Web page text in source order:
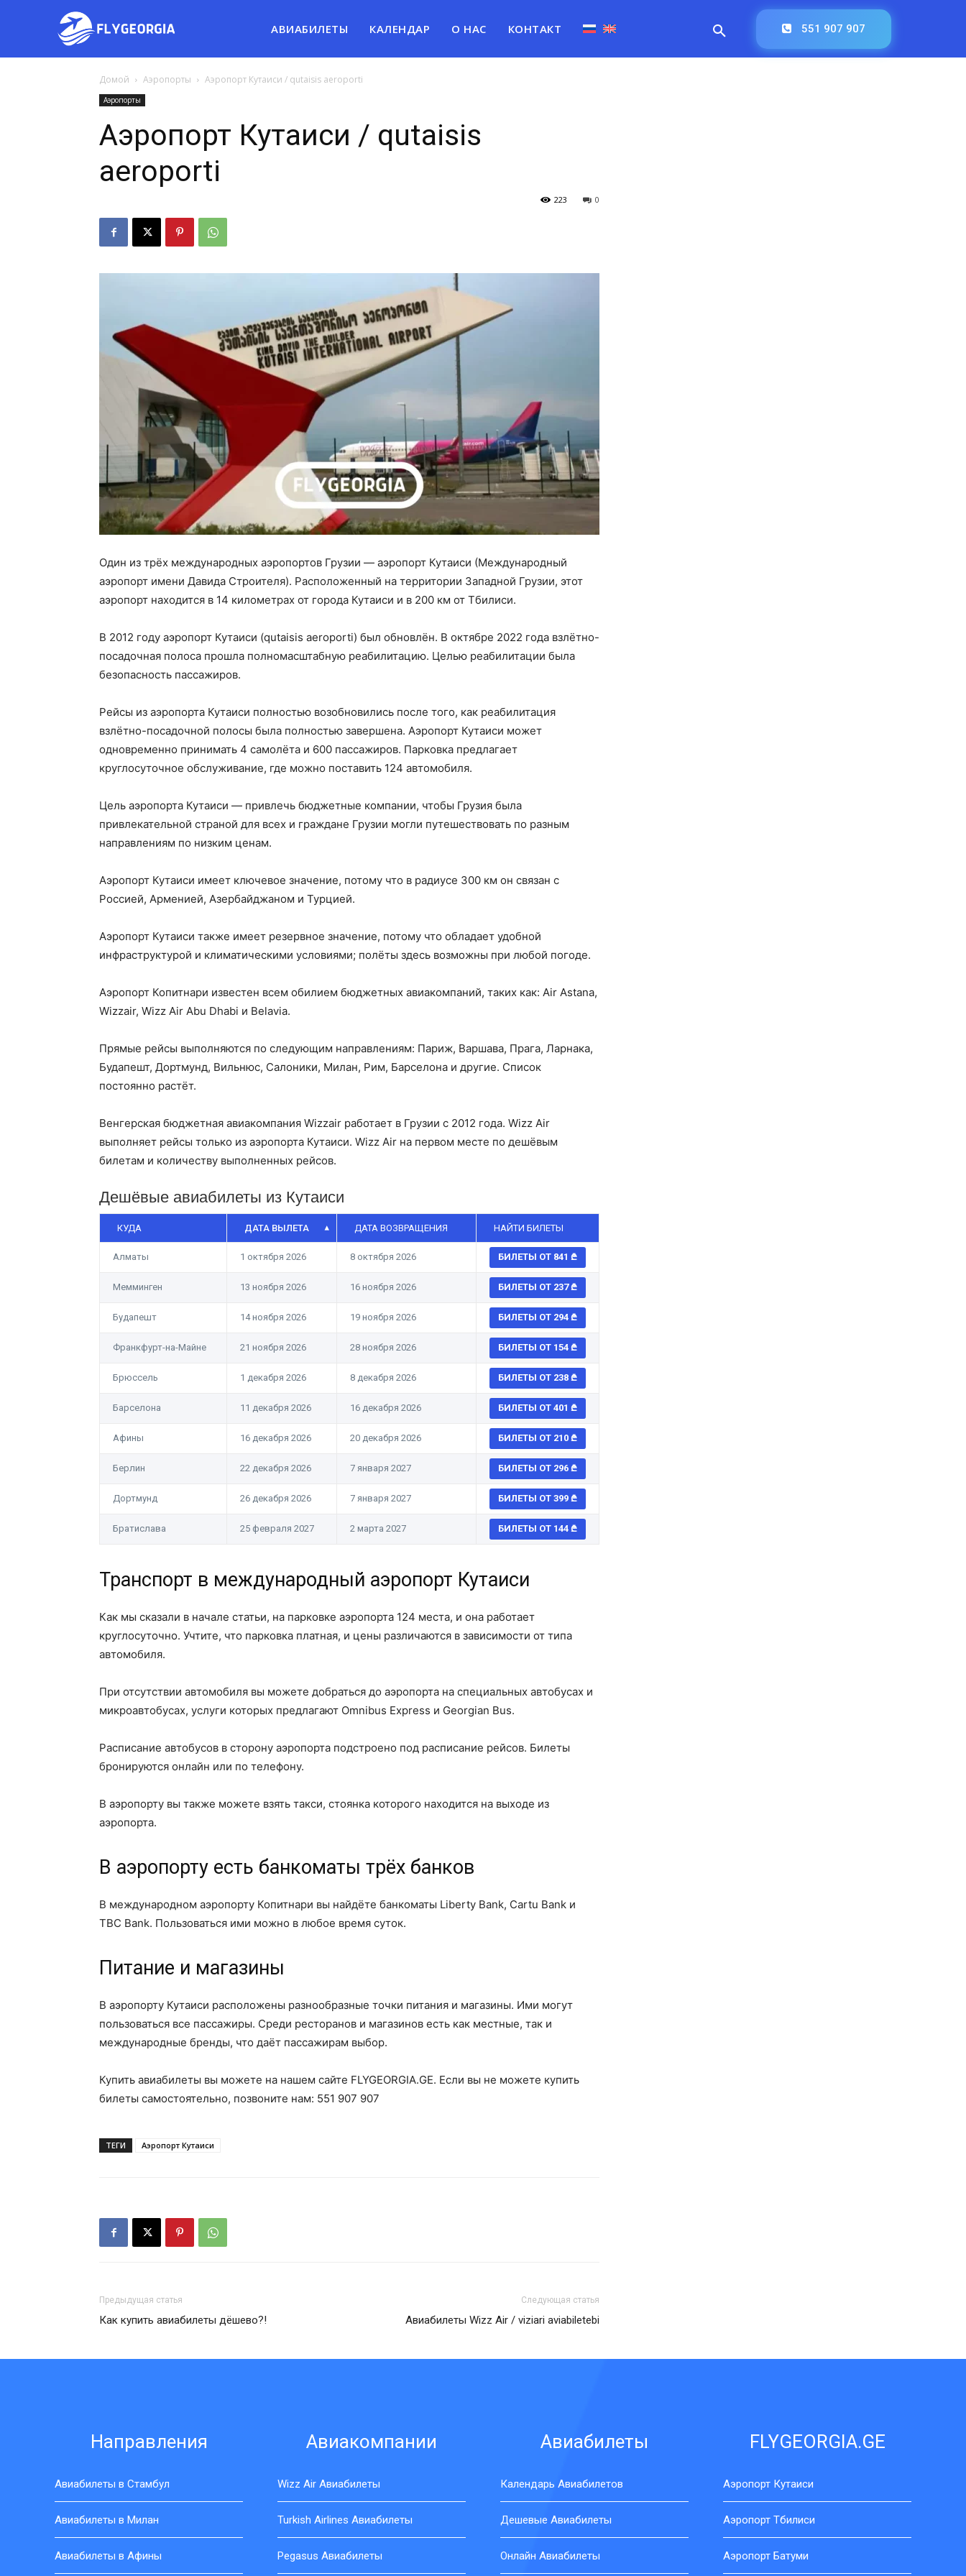
АВИАБИЛЕТЫ КАЛЕНДАР О НАС КОНТАКТ 551 907 907
Домой Аэропорты Аэропорт Кутаиси / qutaisis aeroporti
Аэропорты
Аэропорт Кутаиси / qutaisis
aeroporti
0
223
Один из трёх международных аэропортов Грузии — аэропорт Кутаиси (Международный
аэропорт имени Давида Строителя). Расположенный на территории Западной Грузии, этот
аэропорт находится в 14 километрах от города Кутаиси и в 200 км от Тбилиси.
В 2012 году аэропорт Кутаиси (qutaisis aeroporti) был обновлён. В октябре 2022 года взлётно-
посадочная полоса прошла полномасштабную реабилитацию. Целью реабилитации была
безопасность пассажиров.
Рейсы из аэропорта Кутаиси полностью возобновились после того, как реабилитация
взлётно-посадочной полосы была полностью завершена. Аэропорт Кутаиси может
одновременно принимать 4 самолёта и 600 пассажиров. Парковка предлагает
круглосуточное обслуживание, где можно поставить 124 автомобиля.
Цель аэропорта Кутаиси — привлечь бюджетные компании, чтобы Грузия была
привлекательной страной для всех и граждане Грузии могли путешествовать по разным
направлениям по низким ценам.
Аэропорт Кутаиси имеет ключевое значение, потому что в радиусе 300 км он связан с
Россией, Арменией, Азербайджаном и Турцией.
Аэропорт Кутаиси также имеет резервное значение, потому что обладает удобной
инфраструктурой и климатическими условиями; полёты здесь возможны при любой погоде.
Аэропорт Копитнари известен всем обилием бюджетных авиакомпаний, таких как: Air Astana,
Wizzair, Wizz Air Abu Dhabi и Belavia.
Прямые рейсы выполняются по следующим направлениям: Париж, Варшава, Прага, Ларнака,
Будапешт, Дортмунд, Вильнюс, Салоники, Милан, Рим, Барселона и другие. Список
постоянно растёт.
Венгерская бюджетная авиакомпания Wizzair работает в Грузии с 2012 года. Wizz Air
выполняет рейсы только из аэропорта Кутаиси. Wizz Air на первом месте по дешёвым
билетам и количеству выполненных рейсов.
Дешёвые авиабилеты из Кутаиси
КУДА ДАТА ВЫЛЕТА ДАТА ВОЗВРАЩЕНИЯ НАЙТИ БИЛЕТЫ
Алматы 1 октября 2026 8 октября 2026 БИЛЕТЫ ОТ 841
Мемминген 13 ноября 2026 16 ноября 2026 БИЛЕТЫ ОТ 237
Будапешт 14 ноября 2026 19 ноября 2026 БИЛЕТЫ ОТ 294
Франкфурт-на-Майне 21 ноября 2026 28 ноября 2026 БИЛЕТЫ ОТ 154
Брюссель 1 декабря 2026 8 декабря 2026 БИЛЕТЫ ОТ 238
Барселона 11 декабря 2026 16 декабря 2026 БИЛЕТЫ ОТ 401
Афины 16 декабря 2026 20 декабря 2026 БИЛЕТЫ ОТ 210
Берлин 22 декабря 2026 7 января 2027 БИЛЕТЫ ОТ 296
Дортмунд 26 декабря 2026 7 января 2027 БИЛЕТЫ ОТ 399
Братислава 25 февраля 2027 2 марта 2027 БИЛЕТЫ ОТ 144
Транспорт в международный аэропорт Кутаиси
Как мы сказали в начале статьи, на парковке аэропорта 124 места, и она работает
круглосуточно. Учтите, что парковка платная, и цены различаются в зависимости от типа
автомобиля.
При отсутствии автомобиля вы можете добраться до аэропорта на специальных автобусах и
микроавтобусах, услуги которых предлагают Omnibus Express и Georgian Bus.
Расписание автобусов в сторону аэропорта подстроено под расписание рейсов. Билеты
бронируются онлайн или по телефону.
В аэропорту вы также можете взять такси, стоянка которого находится на выходе из
аэропорта.
В аэропорту есть банкоматы трёх банков
В международном аэропорту Копитнари вы найдёте банкоматы Liberty Bank, Cartu Bank и
TBC Bank. Пользоваться ими можно в любое время суток.
Питание и магазины
В аэропорту Кутаиси расположены разнообразные точки питания и магазины. Ими могут
пользоваться все пассажиры. Среди ресторанов и магазинов есть как местные, так и
международные бренды, что даёт пассажирам выбор.
Купить авиабилеты вы можете на нашем сайте FLYGEORGIA.GE. Если вы не можете купить
билеты самостоятельно, позвоните нам: 551 907 907
ТЕГИ Аэропорт Кутаиси
Предыдущая статья
Как купить авиабилеты дёшево?!
Следующая статья
Авиабилеты Wizz Air / viziari aviabiletebi
Направления
Авиабилеты в Стамбул
Авиабилеты в Милан
Авиабилеты в Афины
Авиакомпании
Wizz Air Авиабилеты
Turkish Airlines Авиабилеты
Pegasus Авиабилеты
Авиабилеты
Календарь Авиабилетов
Дешевые Авиабилеты
Онлайн Авиабилеты
FLYGEORGIA.GE
Аэропорт Кутаиси
Аэропорт Тбилиси
Аэропорт Батуми